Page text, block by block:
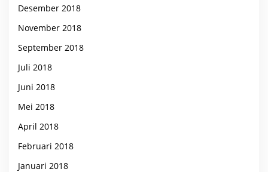
Desember 2018
November 2018
September 2018
Juli 2018
Juni 2018
Mei 2018
April 2018
Februari 2018
Januari 2018